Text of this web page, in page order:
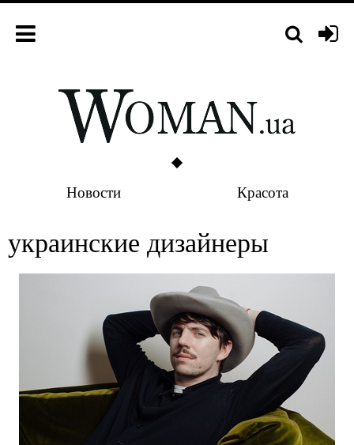
Новости Красота
украинские дизайнеры